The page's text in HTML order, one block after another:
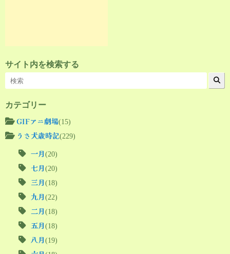
サイト内を検索する
カテゴリー
GIFアニ劇場(15)
うさ犬歳時記(229)
一月(20)
七月(20)
三月(18)
九月(22)
二月(18)
五月(18)
八月(19)